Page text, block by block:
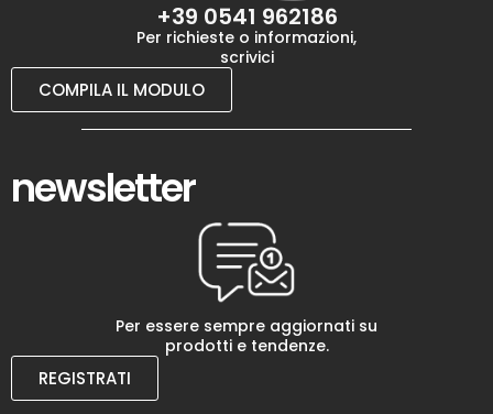
+39 0541 962186
Per richieste o informazioni,
scrivici
COMPILA IL MODULO
newsletter
Per essere sempre aggiornati su
prodotti e tendenze.
REGISTRATI